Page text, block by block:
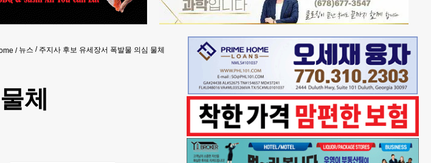
뉴스 주지사 후보 유세장서 폭발물 의심 물체
체